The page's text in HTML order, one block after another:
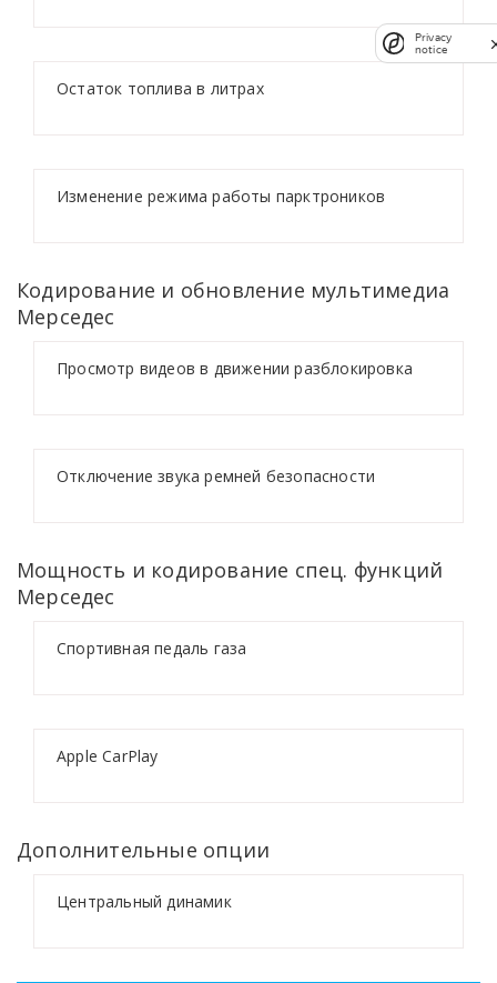
Остаток топлива в литрах
Изменение режима работы парктроников
Кодирование и обновление мультимедиа
Мерседес
Просмотр видеов в движении разблокировка
Отключение звука ремней безопасности
Мощность и кодирование спец. функций
Мерседес
Спортивная педаль газа
Apple CarPlay
Дополнительные опции
Центральный динамик
Privacy
notice